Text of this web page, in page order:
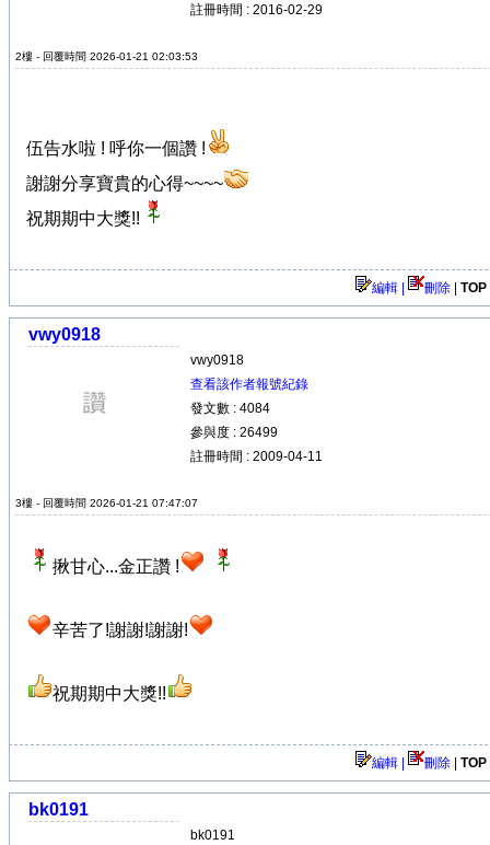
註冊時間 : 2016-02-29
2樓 - 回覆時間 2026-01-21 02:03:53
伍告水啦 ! 呼你一個讚 !
謝謝分享寶貴的心得~~~~
祝期期中大獎!!
編輯 | 刪除 TOP
vwy0918
vwy0918
查看該作者報號紀錄
發文數 : 4084
參與度 : 26499
註冊時間 : 2009-04-11
3樓 - 回覆時間 2026-01-21 07:47:07
揪甘心...金正讚 !
辛苦了!謝謝!謝謝!
祝期期中大獎!!
編輯 | 刪除 TOP
bk0191
bk0191